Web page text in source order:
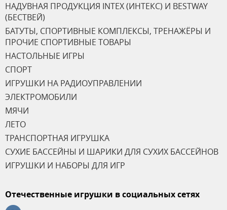
НАДУВНАЯ ПРОДУКЦИЯ INTEX (ИНТЕКС) И BESTWAY
(БЕСТВЕЙ)
БАТУТЫ, СПОРТИВНЫЕ КОМПЛЕКСЫ, ТРЕНАЖЁРЫ И
ПРОЧИЕ СПОРТИВНЫЕ ТОВАРЫ
НАСТОЛЬНЫЕ ИГРЫ
СПОРТ
ИГРУШКИ НА РАДИОУПРАВЛЕНИИ
ЭЛЕКТРОМОБИЛИ
МЯЧИ
ЛЕТО
ТРАНСПОРТНАЯ ИГРУШКА
СУХИЕ БАССЕЙНЫ И ШАРИКИ ДЛЯ СУХИХ БАССЕЙНОВ
ИГРУШКИ И НАБОРЫ ДЛЯ ИГР
Отечественные игрушки в социальных сетях